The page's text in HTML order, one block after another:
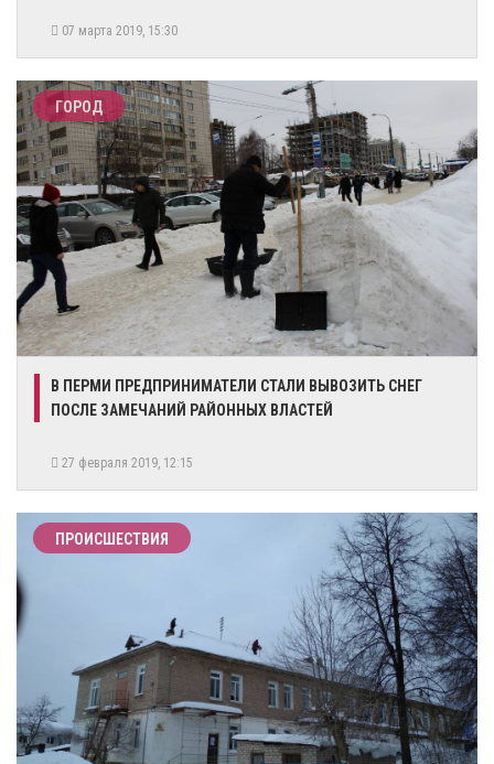
07 марта 2019, 15:30
ГОРОД
​В ПЕРМИ ПРЕДПРИНИМАТЕЛИ СТАЛИ ВЫВОЗИТЬ СНЕГ
ПОСЛЕ ЗАМЕЧАНИЙ РАЙОННЫХ ВЛАСТЕЙ
27 февраля 2019, 12:15
ПРОИСШЕСТВИЯ